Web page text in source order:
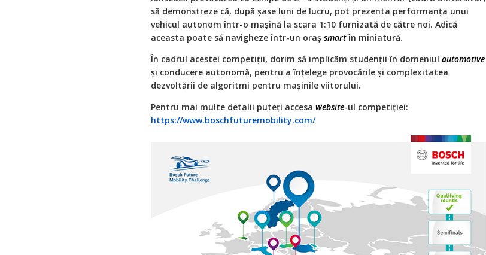
să demonstreze că, după șase luni de lucru, pot prezenta performanța unui
vehicul autonom într-o mașină la scara 1:10 furnizată de către noi. Adică
aceasta poate să navigheze într-un oraș smartîn miniatură.
În cadrul acestei competiții, dorim să implicăm studenții în domeniul automotive
și conducere autonomă, pentru a înțelege provocările și complexitatea
dezvoltării de algoritmi pentru mașinile viitorului.
Pentru mai multe detalii puteți accesa website-ul competiției:
https://www.boschfuturemobility.com/